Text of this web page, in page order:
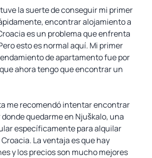
la suerte de conseguir mi primer
encontrar alojamiento a
es un problema que enfrenta
esto es normal aquí. Mi primer
de apartamento fue por
ahora tengo que encontrar un
me recomendó intentar encontrar
quedarme en Njuškalo, una
específicamente para alquilar
La ventaja es que hay
y los precios son mucho mejores